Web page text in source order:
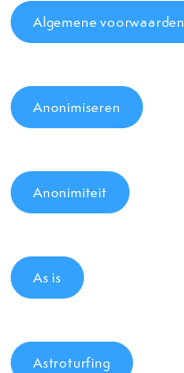
Algemene voorwaarden
Anonimiseren
Anonimiteit
As is
Astroturfing